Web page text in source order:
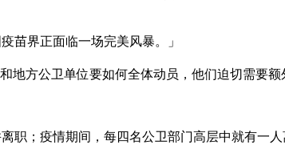
苗界正面临一场完美风暴。」
地方公卫单位要如何全体动员，他们迫切需要额
；疫情期间，每四名公卫部门高层中就有一